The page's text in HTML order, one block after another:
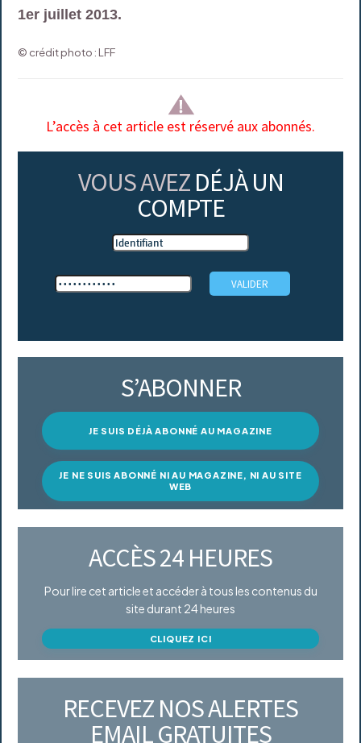
1er juillet 2013.
© crédit photo : LFF
L’accès à cet article est réservé aux abonnés.
VOUS AVEZ DÉJÀ UN
COMPTE
S’ABONNER
JE SUIS DÉJÀ ABONNÉ AU MAGAZINE
JE NE SUIS ABONNÉ NI AU MAGAZINE, NI AU SITE
WEB
ACCÈS 24 HEURES
Pour lire cet article et accéder à tous les contenus du
site durant 24 heures
CLIQUEZ ICI
RECEVEZ NOS ALERTES
EMAIL GRATUITES